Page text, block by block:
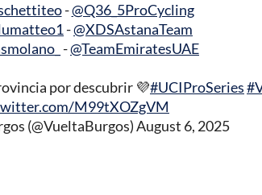
-@Q36_5ProCycling
-@XDSAstanaTeam
-@TeamEmiratesUAE
por descubrir 💜#UCIProSeries
M99tXOZgVM
(@VueltaBurgos)August 6, 2025